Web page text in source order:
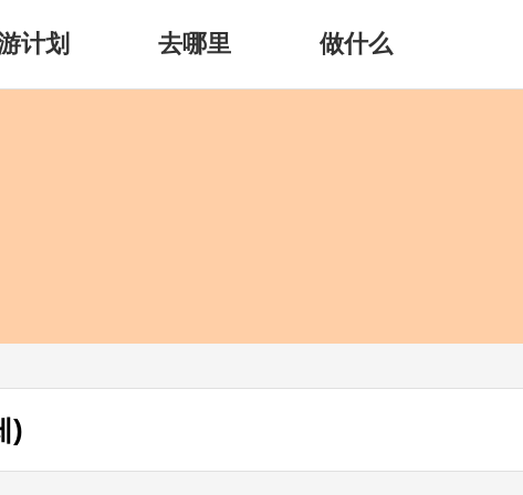
计划 去哪里 做什么
)